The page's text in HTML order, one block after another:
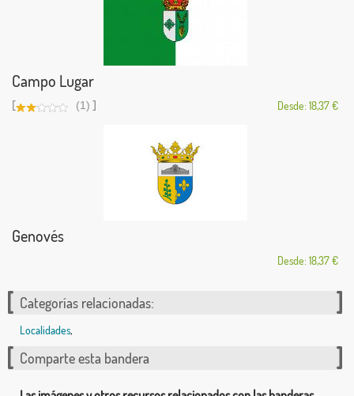
Campo Lugar
[ (1) ] Desde: 18,37 €
Genovés
Desde: 18,37 €
Categorías relacionadas:
Localidades,
Comparte esta bandera